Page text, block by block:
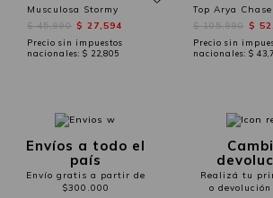
Musculosa Stormy
$ 45,990 $ 27,594
Precio sin impuestos
nacionales: $ 22,805
Top Arya
$ 105,990 $
Precio sin
nacionales: $
Envíos a todo el
país
Envío gratis a partir de
$300.000
Realizá tu
o